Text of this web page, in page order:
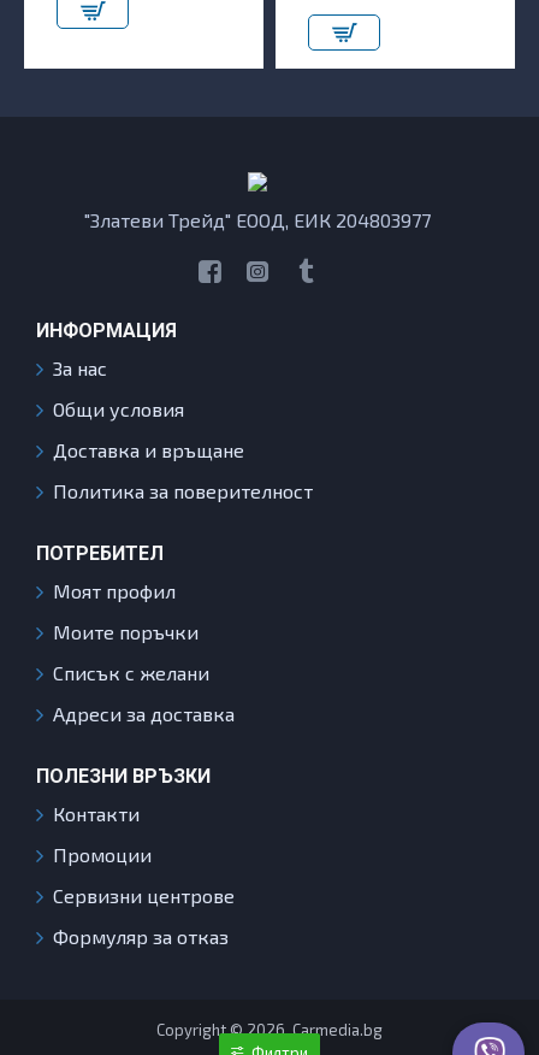
"Златеви Трейд" ЕООД, ЕИК 204803977
ИНФОРМАЦИЯ
За нас
Общи условия
Доставка и връщане
Политика за поверителност
ПОТРЕБИТЕЛ
Моят профил
Моите поръчки
Списък с желани
Адреси за доставка
ПОЛЕЗНИ ВРЪЗКИ
Контакти
Промоции
Сервизни центрове
Формуляр за отказ
Copyright © 2026, Carmedia.bg